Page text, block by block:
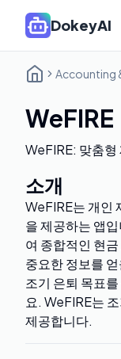
DokeyAI
Accounting
WeFIRE
WeFIRE: 맞춤형
소개
WeFIRE는 개인
을 제공하는 앱
여 종합적인 현
중요한 정보를
조기 은퇴 목표
요. WeFIRE는
제공합니다.